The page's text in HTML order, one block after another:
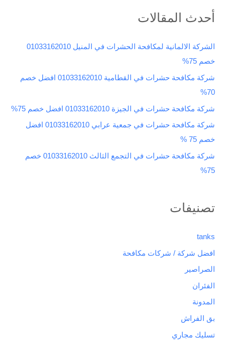
ب
ح
:
أحدث المقالات
الشركة الالمانية لمكافحة الحشرات في المنيل 01033162010
خصم 75%
شركة مكافحة حشرات في القطامية 01033162010 افضل خصم
70%
شركة مكافحة حشرات في الجيزة 01033162010 افضل خصم 75%
شركة مكافحة حشرات في جمعية عرابي 01033162010 افضل
خصم 75 %
شركة مكافحة حشرات في التجمع الثالث 01033162010 خصم
75%
تصنيفات
tanks
افضل شركة / شركات مكافحة
الصراصير
الفئران
المدونة
بق الفراش
تسليك مجاري